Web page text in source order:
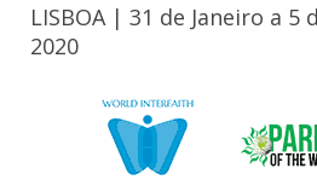
LISBOA | 31 de Janeiro a 5
2020